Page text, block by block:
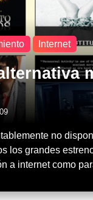
Internet
no
los grandes
a internet como